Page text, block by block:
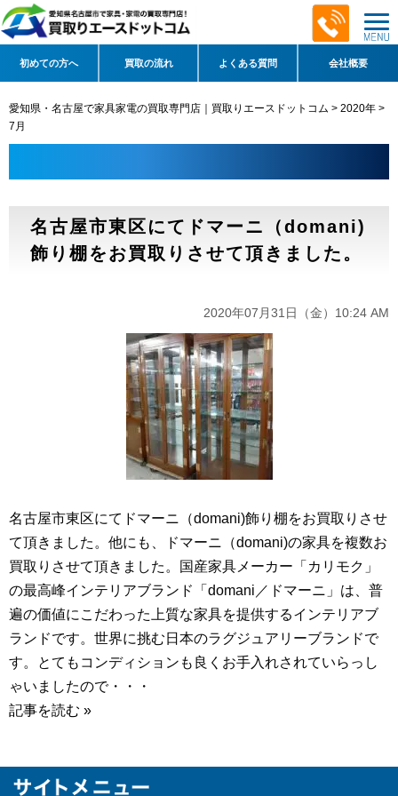
初めての方へ 買取の流れ よくある質問 会社概要
愛知県・名古屋で家具家電の買取専門店｜買取りエースドットコム > 2020年 >
7月
名古屋市東区にてドマーニ（domani)
飾り棚をお買取りさせて頂きました。
2020年07月31日（金）10:24 AM
名古屋市東区にてドマーニ（domani)飾り棚をお買取りさせ
て頂きました。他にも、ドマーニ（domani)の家具を複数お
買取りさせて頂きました。国産家具メーカー「カリモク」
の最高峰インテリアブランド「domani／ドマーニ」は、普
遍の価値にこだわった上質な家具を提供するインテリアブ
ランドです。世界に挑む日本のラグジュアリーブランドで
す。とてもコンディションも良くお手入れされていらっし
ゃいましたので・・・
記事を読む »